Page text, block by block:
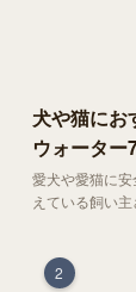
犬や猫にお
ウォーター
ビニ対応】
愛犬や愛猫に
えている飼い主さんは
おすすめなも
2